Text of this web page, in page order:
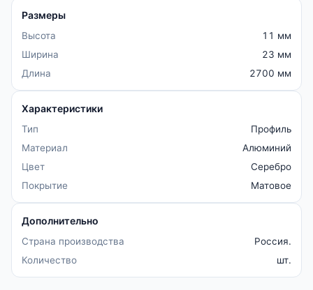
Размеры
Высота
11 мм
Ширина
23 мм
Длина
2700 мм
Характеристики
Тип
Профиль
Материал
Алюминий
Цвет
Серебро
Покрытие
Матовое
Дополнительно
Страна производства
Россия.
Количество
шт.